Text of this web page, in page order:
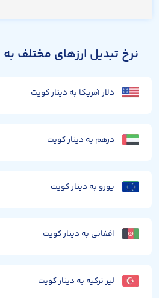
نرخ تبدیل ارزهای مختلف
دلار آمریکا به دینار کویت
درهم به دینار کویت
یورو به دینار کویت
افغانی به دینار کویت
لیر ترکیه به دینار کویت